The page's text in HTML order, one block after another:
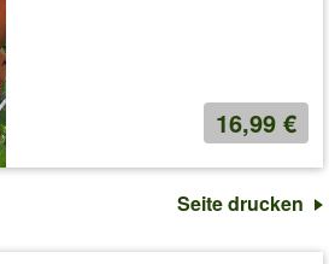
16,99 €
Seite drucken